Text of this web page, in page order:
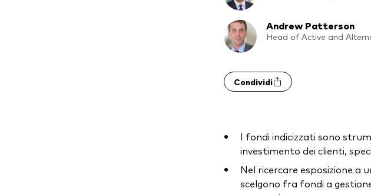
Andrew Patterson
Head of Active and
Condividi
I fondi indicizzati sono
investimento dei clienti,
Nel ricercare esposizione a
scelgono fra fondi a